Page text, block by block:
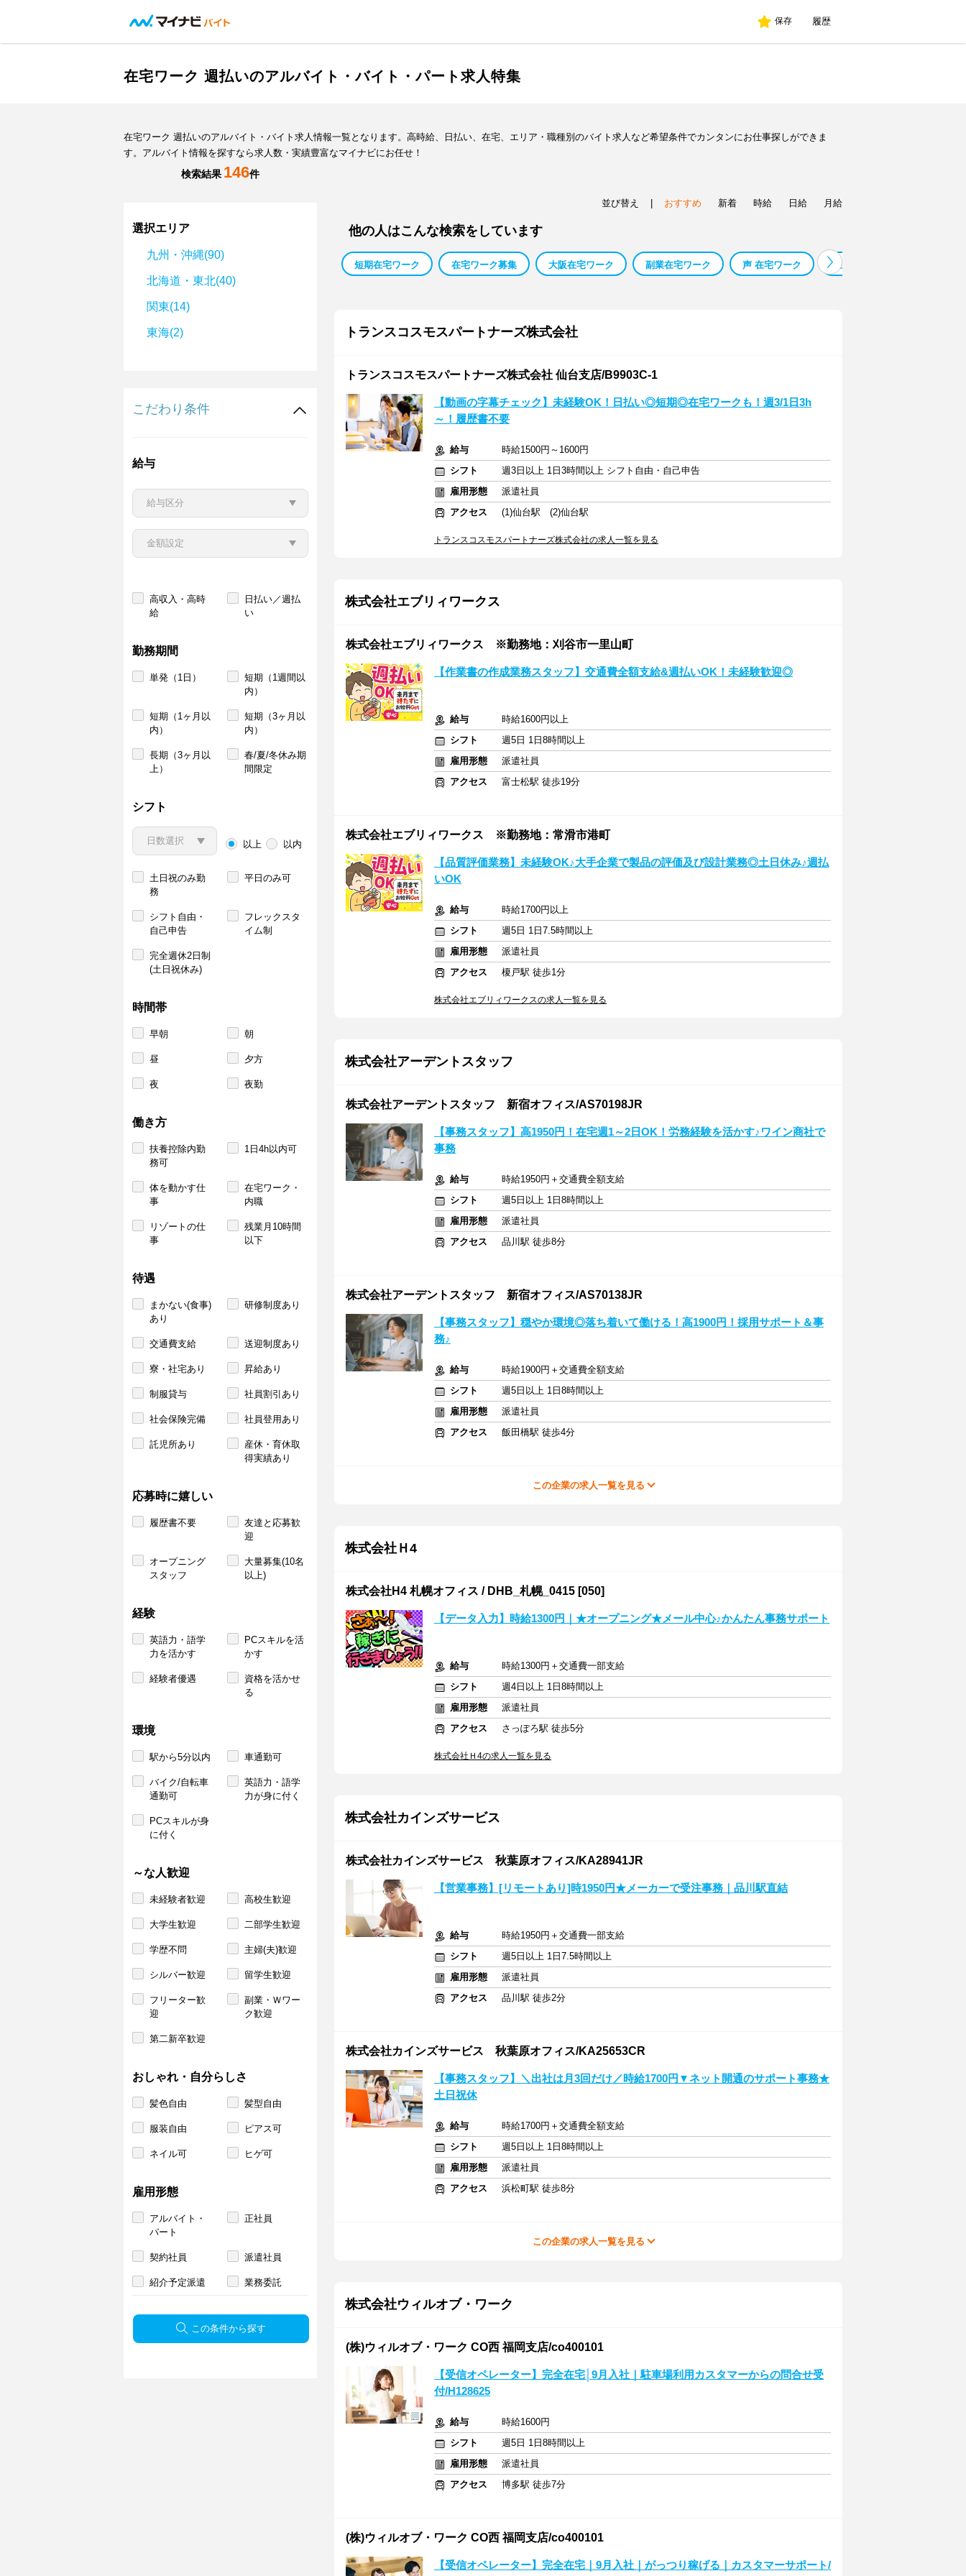
保存 履歴
在宅ワーク 週払いのアルバイト・バイト・パート求人特集
在宅ワーク 週払いのアルバイト・バイト求人情報一覧となります。高時給、日払い、在宅、エリア・職種別のバイト求人など希望条件でカンタンにお仕事探しができま
す。アルバイト情報を探すなら求人数・実績豊富なマイナビにお任せ！
検索結果 146件
選択エリア
九州・沖縄(90)
北海道・東北(40)
関東(14)
東海(2)
こだわり条件
給与
高収入・高時
給
日払い／週払
い
勤務期間
単発（1日）
短期（1週間以
内）
短期（1ヶ月以
内）
短期（3ヶ月以
内）
長期（3ヶ月以
上）
春/夏/冬休み期
間限定
シフト
以上 以内
土日祝のみ勤
務
平日のみ可
シフト自由・
自己申告
フレックスタ
イム制
完全週休2日制
(土日祝休み)
時間帯
早朝 朝
昼 夕方
夜 夜勤
働き方
扶養控除内勤
務可
1日4h以内可
体を動かす仕
事
在宅ワーク・
内職
リゾートの仕
事
残業月10時間
以下
待遇
まかない(食事)
あり
研修制度あり
交通費支給 送迎制度あり
寮・社宅あり 昇給あり
制服貸与 社員割引あり
社会保険完備 社員登用あり
託児所あり
産休・育休取
得実績あり
応募時に嬉しい
履歴書不要
友達と応募歓
迎
オープニング
スタッフ
大量募集(10名
以上)
経験
英語力・語学
力を活かす
PCスキルを活
かす
経験者優遇
資格を活かせ
る
環境
駅から5分以内 車通勤可
バイク/自転車
通勤可
英語力・語学
力が身に付く
PCスキルが身
に付く
～な人歓迎
未経験者歓迎 高校生歓迎
大学生歓迎 二部学生歓迎
学歴不問 主婦(夫)歓迎
シルバー歓迎 留学生歓迎
フリーター歓
迎
副業・Ｗワー
ク歓迎
第二新卒歓迎
おしゃれ・自分らしさ
髪色自由 髪型自由
服装自由 ピアス可
ネイル可 ヒゲ可
雇用形態
アルバイト・
パート
正社員
契約社員 派遣社員
紹介予定派遣 業務委託
この条件から探す
並び替え おすすめ 新着 時給 日給 月給
他の人はこんな検索をしています
短期在宅ワーク 在宅ワーク募集 大阪在宅ワーク 副業在宅ワーク 声 在宅ワーク 在宅ワーク短期
トランスコスモスパートナーズ株式会社
トランスコスモスパートナーズ株式会社 仙台支店/B9903C-1
【動画の字幕チェック】未経験OK！日払い◎短期◎在宅ワークも！週3/1日3h
～！履歴書不要
給与
時給1500円～1600円
シフト
週3日以上 1日3時間以上 シフト自由・自己申告
雇用形態
派遣社員
アクセス
(1)仙台駅 (2)仙台駅
トランスコスモスパートナーズ株式会社の求人一覧を見る
株式会社エブリィワークス
株式会社エブリィワークス ※勤務地：刈谷市一里山町
【作業書の作成業務スタッフ】交通費全額支給&週払いOK！未経験歓迎◎
給与
時給1600円以上
シフト
週5日 1日8時間以上
雇用形態
派遣社員
アクセス
富士松駅 徒歩19分
株式会社エブリィワークス ※勤務地：常滑市港町
【品質評価業務】未経験OK♪大手企業で製品の評価及び設計業務◎土日休み♪週払
いOK
給与
時給1700円以上
シフト
週5日 1日7.5時間以上
雇用形態
派遣社員
アクセス
榎戸駅 徒歩1分
株式会社エブリィワークスの求人一覧を見る
株式会社アーデントスタッフ
株式会社アーデントスタッフ 新宿オフィス/AS70198JR
【事務スタッフ】高1950円！在宅週1～2日OK！労務経験を活かす♪ワイン商社で
事務
給与
時給1950円＋交通費全額支給
シフト
週5日以上 1日8時間以上
雇用形態
派遣社員
アクセス
品川駅 徒歩8分
株式会社アーデントスタッフ 新宿オフィス/AS70138JR
【事務スタッフ】穏やか環境◎落ち着いて働ける！高1900円！採用サポート＆事
務♪
給与
時給1900円＋交通費全額支給
シフト
週5日以上 1日8時間以上
雇用形態
派遣社員
アクセス
飯田橋駅 徒歩4分
この企業の求人一覧を見る
株式会社Ｈ4
株式会社H4 札幌オフィス / DHB_札幌_0415 [050]
【データ入力】時給1300円｜★オープニング★メール中心♪かんたん事務サポート
給与
時給1300円＋交通費一部支給
シフト
週4日以上 1日8時間以上
雇用形態
派遣社員
アクセス
さっぽろ駅 徒歩5分
株式会社Ｈ4の求人一覧を見る
株式会社カインズサービス
株式会社カインズサービス 秋葉原オフィス/KA28941JR
【営業事務】[リモートあり]時1950円★メーカーで受注事務｜品川駅直結
給与
時給1950円＋交通費一部支給
シフト
週5日以上 1日7.5時間以上
雇用形態
派遣社員
アクセス
品川駅 徒歩2分
株式会社カインズサービス 秋葉原オフィス/KA25653CR
【事務スタッフ】＼出社は月3回だけ／時給1700円▼ネット開通のサポート事務★
土日祝休
給与
時給1700円＋交通費全額支給
シフト
週5日以上 1日8時間以上
雇用形態
派遣社員
アクセス
浜松町駅 徒歩8分
この企業の求人一覧を見る
株式会社ウィルオブ・ワーク
(株)ウィルオブ・ワーク CO西 福岡支店/co400101
【受信オペレーター】完全在宅│9月入社｜駐車場利用カスタマーからの問合せ受
付/H128625
給与
時給1600円
シフト
週5日 1日8時間以上
雇用形態
派遣社員
アクセス
博多駅 徒歩7分
(株)ウィルオブ・ワーク CO西 福岡支店/co400101
【受信オペレーター】完全在宅｜9月入社｜がっつり稼げる｜カスタマーサポート/